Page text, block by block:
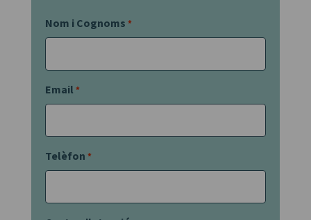
Nom i Cognoms *
Email *
Telèfon *